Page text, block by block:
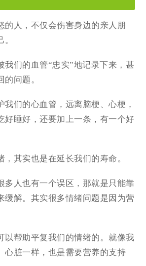
的人，不仅会伤害身边的亲人朋
我们的血管“忠实”地记录下来，甚
问题。
我们的心血管，远离脑梗、心梗，
好睡好，还要加上一条，有一个好
，其实也是在延长我们的寿命。
多人也有一个误区，那就是只能靠
缓解。其实很多情绪问题是因为营
以帮助平复我们的情绪的。就像我
心脏一样，也是需要营养的支持